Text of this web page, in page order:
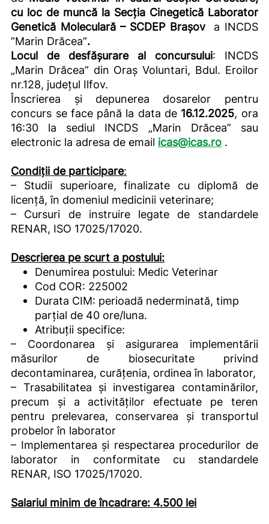
cu loc de muncă la Secția Cinegetică Laborator
Genetică Moleculară – SCDEP Brașova INCDS
”Marin Drăcea”.
Locul de desfășurare al concursului: INCDS
„Marin Drăcea” din Oraș Voluntari, Bdul. Eroilor
nr.128, județul Ilfov.
Înscrierea şi depunerea dosarelor pentru
concurs se face până la data de 16.12.2025, ora
16:30 la sediul INCDS „Marin Drăcea” sau
electronic la adresa de email icas@icas.ro .
Condiţii de participare:
– Studii superioare, finalizate cu diplomă de
licență, în domeniul medicinii veterinare;
– Cursuri de instruire legate de standardele
RENAR, ISO 17025/17020.
Descrierea pe scurt a postului:
Denumirea postului: Medic Veterinar
Cod COR: 225002
Durata CIM: perioadă nederminată, timp
parțial de 40 ore/luna.
Atribuții specifice:
– Coordonarea și asigurarea implementării
măsurilor de biosecuritate privind
decontaminarea, curățenia, ordinea în laborator,
– Trasabilitatea și investigarea contaminărilor,
precum și a activităților efectuate pe teren
pentru prelevarea, conservarea și transportul
probelor în laborator
– Implementarea și respectarea procedurilor de
laborator in conformitate cu standardele
RENAR, ISO 17025/17020.
Salariul minim de încadrare: 4.500 lei